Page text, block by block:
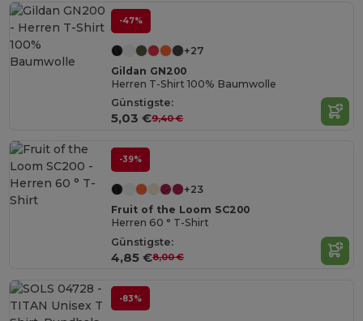
-47%
+27
Gildan GN200
Herren T-Shirt 100% Baumwolle
Günstigste:
5,03 €9,40 €
-39%
+23
Fruit of the Loom SC200
Herren 60 ° T-Shirt
Günstigste:
4,85 €8,00 €
-83%